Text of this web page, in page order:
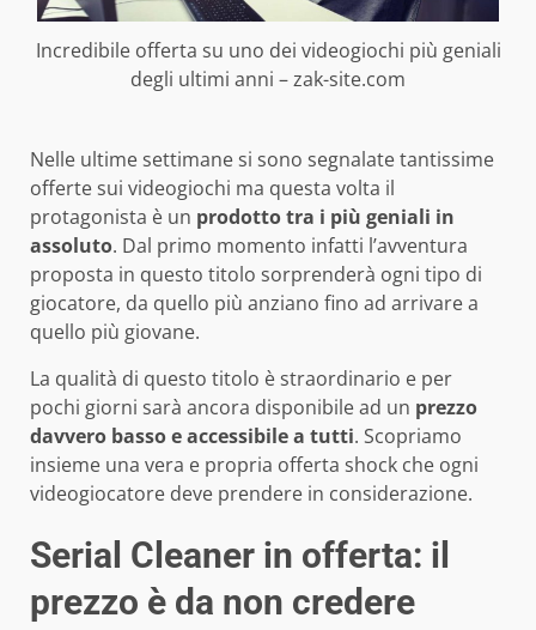
Incredibile offerta su uno dei videogiochi più geniali
degli ultimi anni – zak-site.com
Nelle ultime settimane si sono segnalate tantissime
offerte sui videogiochi ma questa volta il
protagonista è un prodotto tra i più geniali in
assoluto. Dal primo momento infatti l’avventura
proposta in questo titolo sorprenderà ogni tipo di
giocatore, da quello più anziano fino ad arrivare a
quello più giovane.
La qualità di questo titolo è straordinario e per
pochi giorni sarà ancora disponibile ad un prezzo
davvero basso e accessibile a tutti. Scopriamo
insieme una vera e propria offerta shock che ogni
videogiocatore deve prendere in considerazione.
Serial Cleaner in offerta: il
prezzo è da non credere